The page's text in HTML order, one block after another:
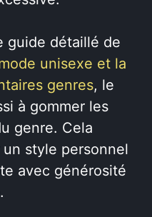
guide détaillé de
unisexe et la
genres, le
à gommer les
genre. Cela
style personnel
avec générosité